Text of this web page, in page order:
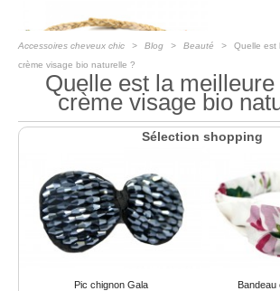
Accessoires cheveux chic Blog Beauté
Quelle est
crème visage bio naturelle ?
Quelle est la
crème visage bio
Sélection shopping
Pic chignon Gala